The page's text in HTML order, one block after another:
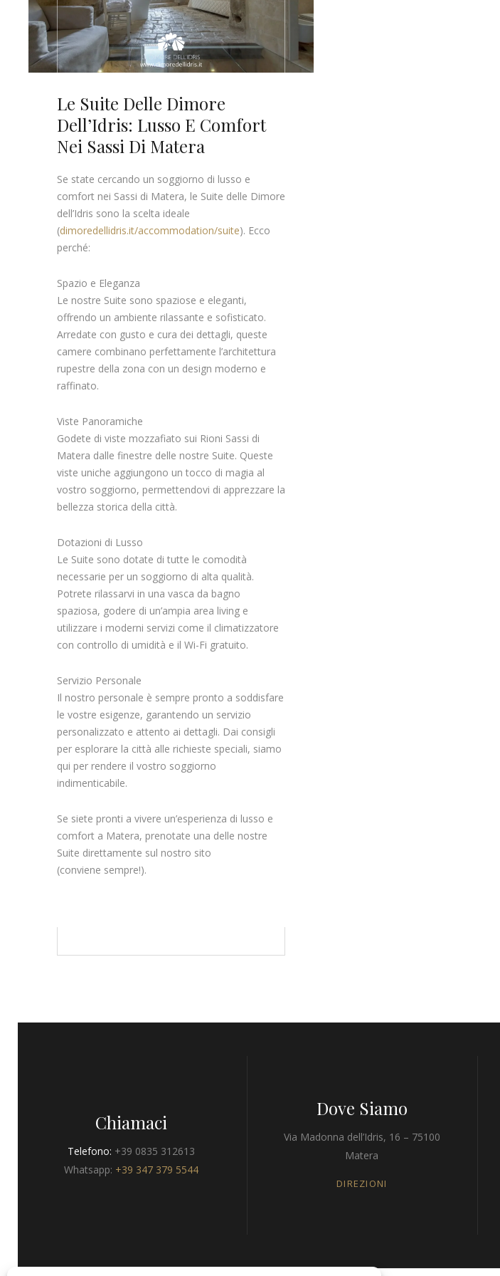
Le Suite Delle Dimore
Dell’Idris: Lusso E Comfort
Nei Sassi Di Matera
Se state cercando un soggiorno di lusso e
comfort nei Sassi di Matera, le Suite delle Dimore
dell’Idris sono la scelta ideale
(dimoredellidris.it/accommodation/suite). Ecco
perché:
Spazio e Eleganza
Le nostre Suite sono spaziose e eleganti,
offrendo un ambiente rilassante e sofisticato.
Arredate con gusto e cura dei dettagli, queste
camere combinano perfettamente l’architettura
rupestre della zona con un design moderno e
raffinato.
Viste Panoramiche
Godete di viste mozzafiato sui Rioni Sassi di
Matera dalle finestre delle nostre Suite. Queste
viste uniche aggiungono un tocco di magia al
vostro soggiorno, permettendovi di apprezzare la
bellezza storica della città.
Dotazioni di Lusso
Le Suite sono dotate di tutte le comodità
necessarie per un soggiorno di alta qualità.
Potrete rilassarvi in una vasca da bagno
spaziosa, godere di un’ampia area living e
utilizzare i moderni servizi come il climatizzatore
con controllo di umidità e il Wi-Fi gratuito.
Servizio Personale
Il nostro personale è sempre pronto a soddisfare
le vostre esigenze, garantendo un servizio
personalizzato e attento ai dettagli. Dai consigli
per esplorare la città alle richieste speciali, siamo
qui per rendere il vostro soggiorno
indimenticabile.
Se siete pronti a vivere un’esperienza di lusso e
comfort a Matera, prenotate una delle nostre
Suite direttamente sul nostro sito
(conviene sempre!).
Chiamaci
Telefono: +39 0835 312613
Whatsapp: +39 347 379 5544
Dove Siamo
Via Madonna dell’Idris, 16 – 75100
Matera
DIREZIONI